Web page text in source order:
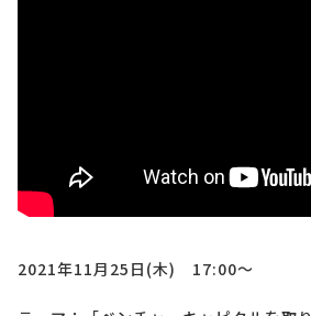
2021年11月25日(木) 17:00～